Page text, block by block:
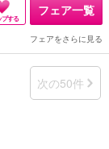
プする
フェア一覧
フェアをさらに見る
次の50件